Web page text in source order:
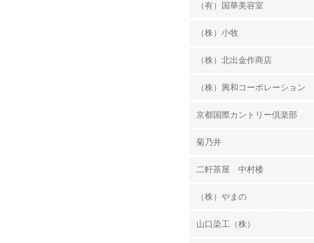
（有）国華美容室
（株）小牧
（株）北出金作商店
（株）興和コーポレーション
京都国際カントリー倶楽部
菊乃井
二軒茶屋 中村楼
（株）やまの
山口染工（株）